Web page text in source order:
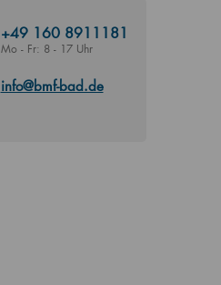
+49 160 8911181
Mo - Fr: 8 - 17 Uhr
info@bmf-bad.de